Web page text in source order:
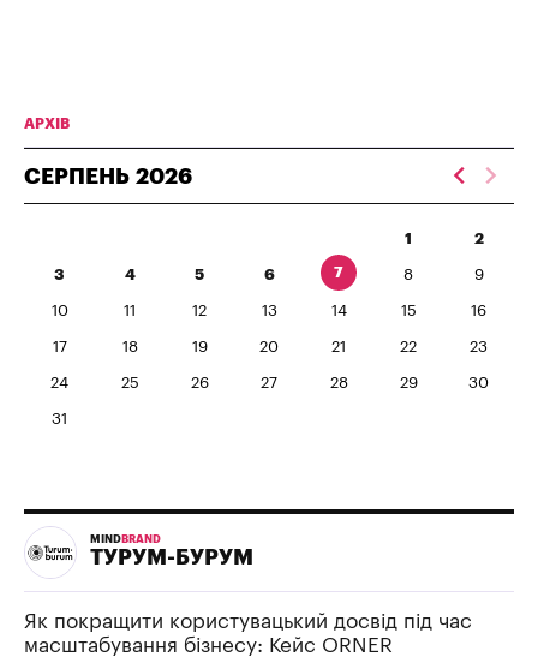
АРХІВ
СЕРПЕНЬ 2026
1 2
3 4 5 6 7 8 9
10 11 12 13 14 15 16
17 18 19 20 21 22 23
24 25 26 27 28 29 30
31
MIND BRAND
ТУРУМ-БУРУМ
Як покращити користувацький досвід під час
масштабування бізнесу: Кейс ORNER